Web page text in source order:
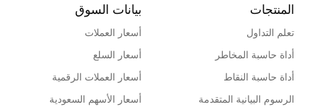
المنتجات
تعلم التداول
أداة حاسبة المخاطر
أداة حاسبة النقاط
الرسوم البيانية المتقدمة
بيانات السوق
أسعار العملات
أسعار السلع
أسعار العملات الرقمية
أسعار الأسهم السعودية